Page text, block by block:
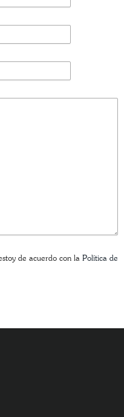
de acuerdo con la Política de